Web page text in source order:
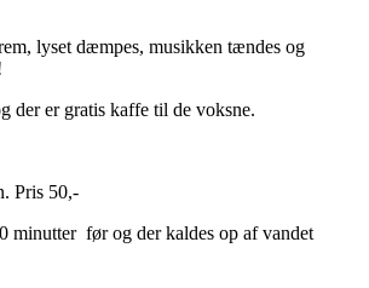
lyset dæmpes, musikken tændes og
der er gratis kaffe til de voksne.
Pris 50,-
minutter før og der kaldes op af vandet